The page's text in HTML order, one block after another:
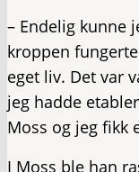
– Endelig kunne
kroppen
eget liv. Det var
jeg hadde
Moss og jeg fikk
I Moss ble han